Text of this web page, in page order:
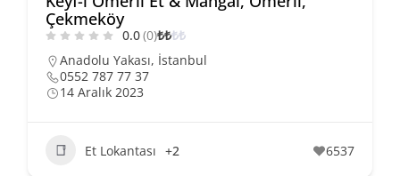
Çekmeköy
0.0(0)₺₺₺₺
Anadolu Yakası, İstanbul
0552 787 77 37
14 Aralık 2023
Et Lokantası +2 6537